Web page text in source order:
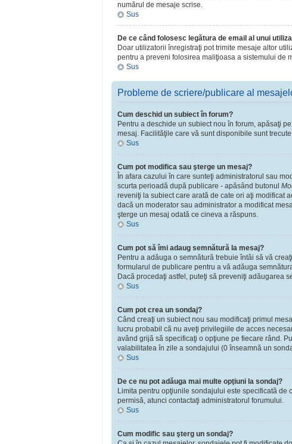
numărul de mesaje scrise.
Sus
De ce când folosesc legătura de email al unui
Doar utilizatorii înregistraţi pot trimite mesaje altor
pentru a preveni folosirea maliţioasa a sistemului de
Sus
Probleme de scriere/publicare al
Cum deschid un subiect în forum?
Pentru a deschide un subiect nou în forum, apăsaţi
mesaj. Facilităţile care vă sunt disponibile sunt
Sus
Cum pot modifica sau şterge un mesaj?
În afara cazului în care sunteţi administratorul sau
scurta perioadă după publicare - apăsând butonul
reveniţi la subiect care arată de cate ori aţi modificat
dacă un moderator sau administrator a modificat
şterge un mesaj odată ce cineva a răspuns.
Sus
Cum pot să îmi adaug semnătură la mesaj?
Pentru a adăuga o semnătură trebuie întâi să vă
formularul de publicare pentru a vă adăuga
Dacă procedaţi astfel, puteţi să preveniţi adăugarea
Sus
Cum pot crea un sondaj?
Când creaţi un subiect nou sau modificaţi primul
lucru probabil că nu aveţi privilegiile de acces
având grijă să specificaţi o opţiune pe fiecare rând.
valabilitatea în zile a sondajului (0 înseamnă un
Sus
De ce nu pot adăuga mai multe opţiuni la sondaj?
Limita pentru opţiunile sondajului este specificată
permisă, atunci contactaţi administratorul forumului.
Sus
Cum modific sau şterg un sondaj?